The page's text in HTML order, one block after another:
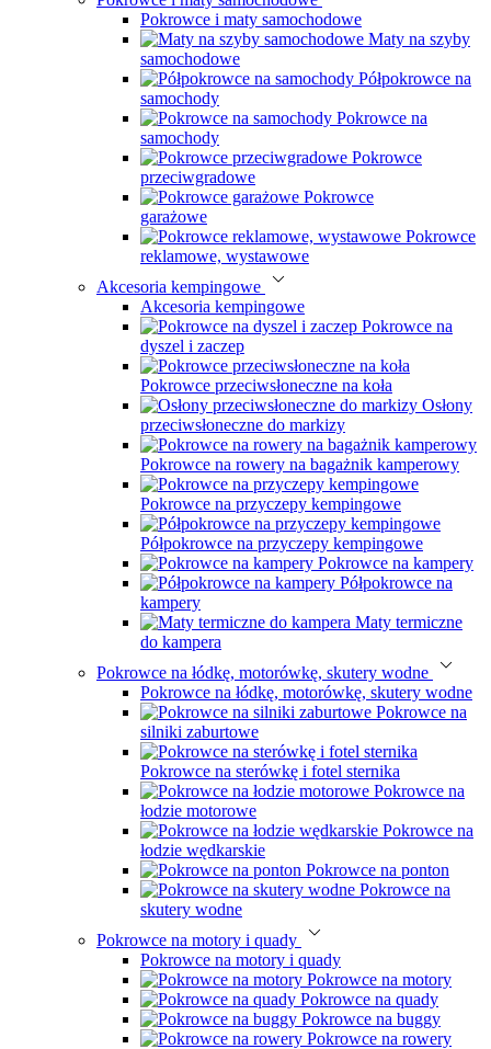
Pokrowce i maty samochodowe
Maty na szyby
samochodowe
Półpokrowce na
samochody
Pokrowce na
samochody
Pokrowce
przeciwgradowe
Pokrowce
garażowe
Pokrowce
reklamowe, wystawowe
Akcesoria kempingowe
Akcesoria kempingowe
Pokrowce na
dyszel i zaczep
Pokrowce przeciwsłoneczne na koła
Osłony
przeciwsłoneczne do markizy
Pokrowce na rowery na bagażnik kamperowy
Pokrowce na przyczepy kempingowe
Półpokrowce na przyczepy kempingowe
Pokrowce na kampery
Półpokrowce na
kampery
Maty termiczne
do kampera
Pokrowce na łódkę, motorówkę, skutery wodne
Pokrowce na łódkę, motorówkę, skutery wodne
Pokrowce na
silniki zaburtowe
Pokrowce na sterówkę i fotel sternika
Pokrowce na
łodzie motorowe
Pokrowce na
łodzie wędkarskie
Pokrowce na ponton
Pokrowce na
skutery wodne
Pokrowce na motory i quady
Pokrowce na motory i quady
Pokrowce na motory
Pokrowce na quady
Pokrowce na buggy
Pokrowce na rowery